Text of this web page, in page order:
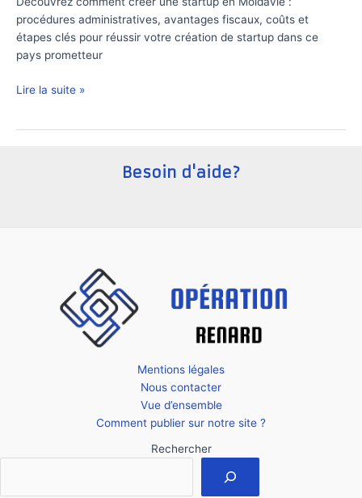
procédures administratives, avantages fiscaux, coûts et
étapes clés pour réussir votre création de startup dans ce
pays prometteur
Comment
Lire la suite »
Besoin d'aide?
Mentions légales
Nous contacter
Vue d’ensemble
Comment publier sur notre site ?
Rechercher